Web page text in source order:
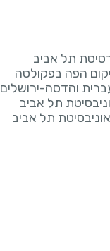
תל אביב
הפה בפקולטה
והדסה-ירושלים
תל אביב
תל אביב